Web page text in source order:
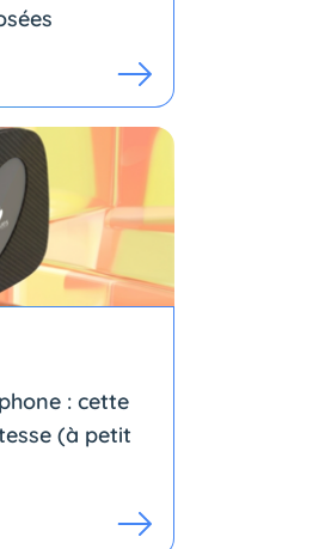
: cette
(à petit